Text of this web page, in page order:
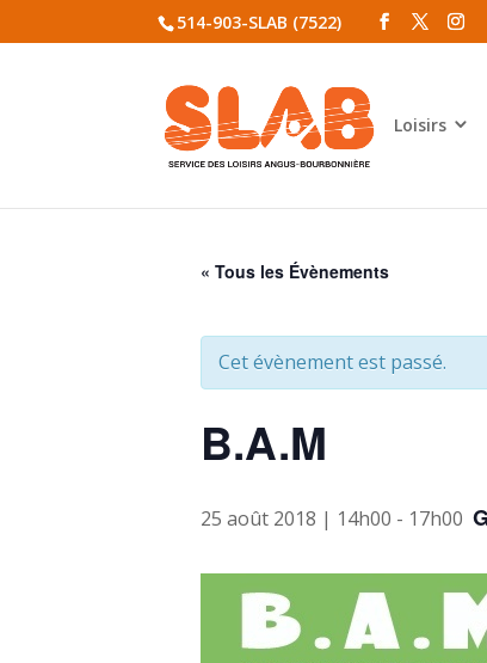
514-903-SLAB (7522)
Loisirs
« Tous les Évènements
Cet évènement est passé.
B.A.M
25 août 2018 | 14h00 - 17h00